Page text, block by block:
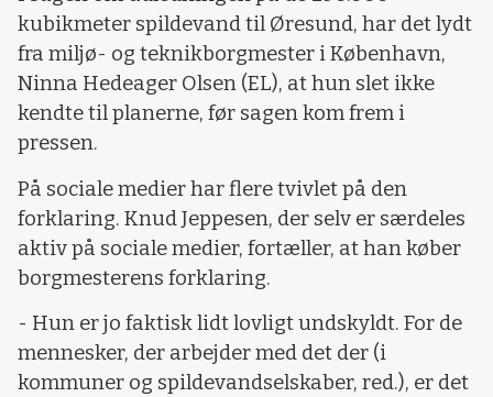
kubikmeter spildevand til Øresund, har det lydt
fra miljø- og teknikborgmester i København,
Ninna Hedeager Olsen (EL), at hun slet ikke
kendte til planerne, før sagen kom frem i
pressen.
På sociale medier har flere tvivlet på den
forklaring. Knud Jeppesen, der selv er særdeles
aktiv på sociale medier, fortæller, at han køber
borgmesterens forklaring.
- Hun er jo faktisk lidt lovligt undskyldt. For de
mennesker, der arbejder med det der (i
kommuner og spildevandselskaber, red.), er det